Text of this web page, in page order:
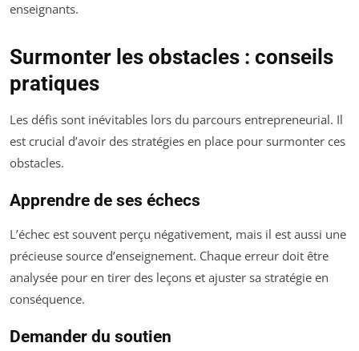
enseignants.
Surmonter les obstacles : conseils
pratiques
Les défis sont inévitables lors du parcours entrepreneurial. Il
est crucial d’avoir des stratégies en place pour surmonter ces
obstacles.
Apprendre de ses échecs
L’échec est souvent perçu négativement, mais il est aussi une
précieuse source d’enseignement. Chaque erreur doit être
analysée pour en tirer des leçons et ajuster sa stratégie en
conséquence.
Demander du soutien